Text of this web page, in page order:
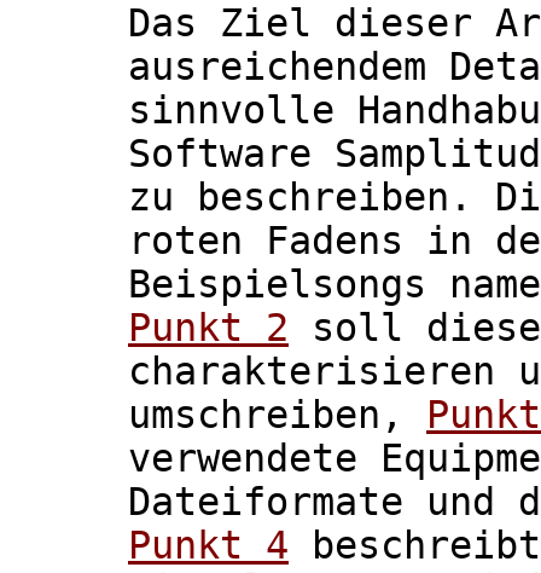
Das Ziel dieser
ausreichendem
sinnvolle
Software
zu beschreiben.
roten Fadens in
Beispielsongs
Punkt 2 soll
charakterisieren
umschreiben,
verwendete
Dateiformate und
Punkt 4